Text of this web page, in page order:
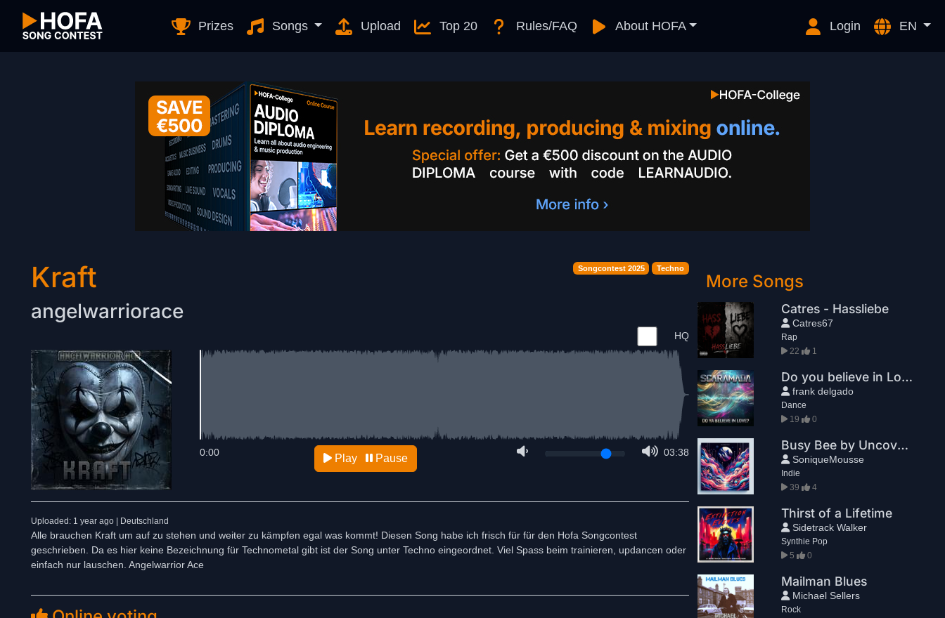
Prizes Songs Upload Top 20 Rules/FAQ About HOFA Login EN
Songcontest 2025 Techno
Kraft
angelwarriorace
HQ
03:38
0:00 Play Pause
Uploaded: 1 year ago | Deutschland
Alle brauchen Kraft um auf zu stehen und weiter zu kämpfen egal was kommt! Diesen Song habe ich frisch für für den Hofa Songcontest
geschrieben. Da es hier keine Bezeichnung für Technometal gibt ist der Song unter Techno eingeordnet. Viel Spass beim trainieren, updancen oder
einfach nur lauschen. Angelwarrior Ace
More Songs
Catres - Hassliebe
Catres67
Rap
22
1
Do you believe in Love
frank delgado
Dance
19
0
Busy Bee by Uncovered Traces
SoniqueMousse
Indie
39
4
Thirst of a Lifetime
Sidetrack Walker
Synthie Pop
5
0
Mailman Blues
Michael Sellers
Rock